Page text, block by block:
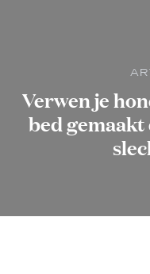
Verwen je
bed